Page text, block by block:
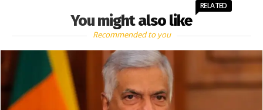
You might also like
RELATED
Recommended to you